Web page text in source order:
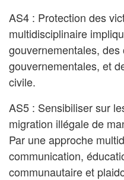
AS4 : Protection des
multidisciplinaire
gouvernementales,
gouvernementales, et
civile.
AS5 : Sensibiliser sur
migration illégale de
Par une approche
communication,
communautaire et